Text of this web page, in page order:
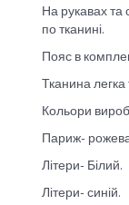
На рукавах та
по тканині.
Пояс в
Тканина
Кольори
Париж-
Літери- Білий.
Літери- синій.